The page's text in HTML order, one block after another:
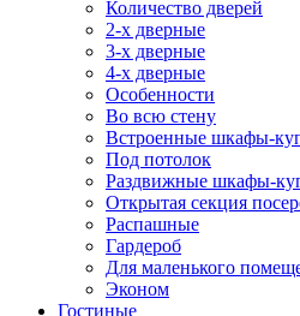
Количество дверей
2-х дверные
3-х дверные
4-х дверные
Особенности
Во всю стену
Встроенные шкафы-
Под потолок
Раздвижные шкафы-
Открытая секция
Распашные
Гардероб
Для маленького
Эконом
Гостиные